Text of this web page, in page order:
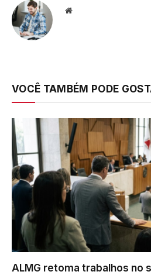
Website
VOCÊ TAMBÉM PODE
ALMG retoma trabalhos no